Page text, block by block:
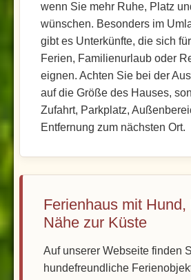
wenn Sie mehr Ruhe, Platz
wünschen. Besonders im
gibt es Unterkünfte, die sich
Ferien, Familienurlaub oder
eignen. Achten Sie bei der
auf die Größe des Hauses,
Zufahrt, Parkplatz,
Entfernung zum nächsten Ort.
Ferienhaus mit Hund,
Nähe zur Küste
Auf unserer Webseite finden
hundefreundliche